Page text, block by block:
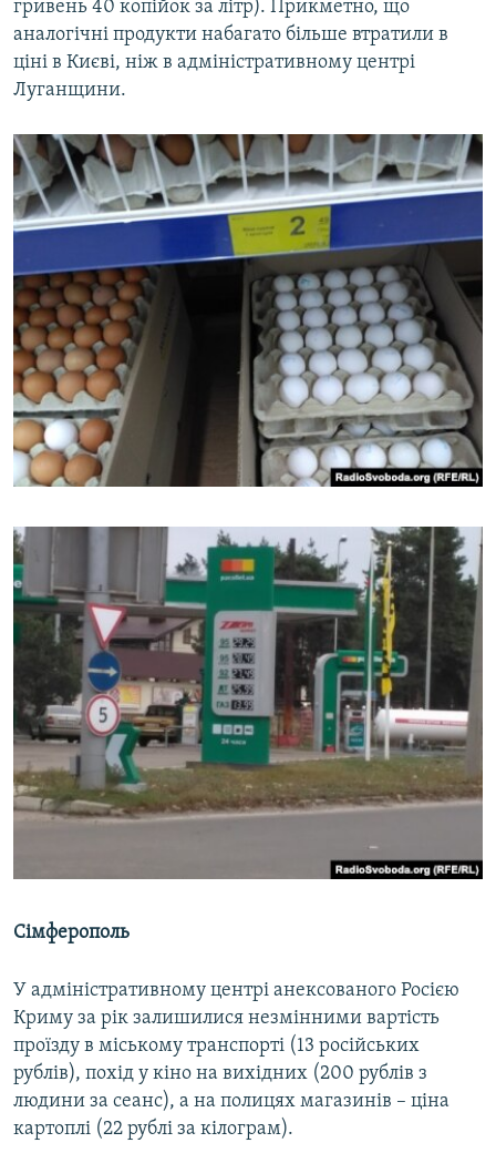
гривень 40 копійок за літр). Прикметно, що
аналогічні продукти набагато більше втратили в
ціні в Києві, ніж в адміністративному центрі
Луганщини.
Сімферополь
У адміністративному центрі анексованого Росією
Криму за рік залишилися незмінними вартість
проїзду в міському транспорті (13 російських
рублів), похід у кіно на вихідних (200 рублів з
людини за сеанс), а на полицях магазинів – ціна
картоплі (22 рублі за кілограм).